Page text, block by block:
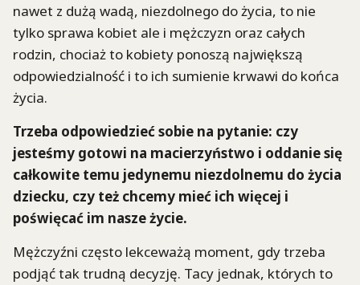
nawet z dużą wadą, niezdolnego do życia, to nie
tylko sprawa kobiet ale i mężczyzn oraz całych
rodzin, chociaż to kobiety ponoszą największą
odpowiedzialność i to ich sumienie krwawi do końca
życia.
Trzeba odpowiedzieć sobie na pytanie: czy
jesteśmy gotowi na macierzyństwo i oddanie się
całkowite temu jedynemu niezdolnemu do życia
dziecku, czy też chcemy mieć ich więcej i
poświęcać im nasze życie.
Mężczyźni często lekceważą moment, gdy trzeba
podjąć tak trudną decyzję. Tacy jednak, których to